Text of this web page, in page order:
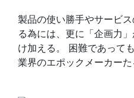
製品の使い勝手やサービ
る為には、更に「企画力
け加える。 困難であって
業界のエポックメーカー